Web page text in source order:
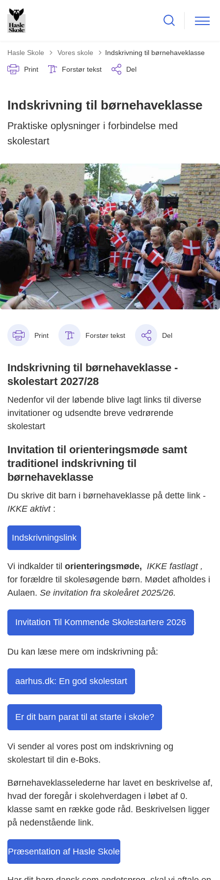
Hasle Skole Tilbage til
Vores skole Indskrivning til børnehaveklasse
Print Forstør tekst Del
Indskrivning til børnehaveklasse
Praktiske oplysninger i forbindelse med
skolestart
Print Forstør tekst Del
Indskrivning til børnehaveklasse -
skolestart 2027/28
Nedenfor vil der løbende blive lagt links til diverse
invitationer og udsendte breve vedrørende
skolestart
Invitation til orienteringsmøde samt
traditionel indskrivning til
børnehaveklasse
Du skrive dit barn i børnehaveklasse på dette link -
IKKE aktivt:
Indskrivningslink
Vi indkalder til orienteringsmøde, IKKE fastlagt ,
for forældre til skolesøgende børn. Mødet afholdes i
Aulaen. Se invitation fra skoleåret 2025/26.
Invitation Til Kommende Skolestartere 2026
Du kan læse mere om indskrivning på:
aarhus.dk: En god skolestart
Er dit barn parat til at starte i skole?
Vi sender al vores post om indskrivning og
skolestart til din e-Boks.
Børnehaveklasselederne har lavet en beskrivelse af,
hvad der foregår i skolehverdagen i løbet af 0.
klasse samt en række gode råd. Beskrivelsen ligger
på nedenstående link.
Præsentation af Hasle Skole